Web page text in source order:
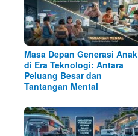
Masa Depan Generasi Anak
di Era Teknologi: Antara
Peluang Besar dan
Tantangan Mental